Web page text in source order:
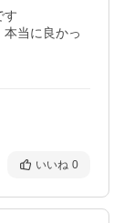
す
当に良かっ
いいね 0